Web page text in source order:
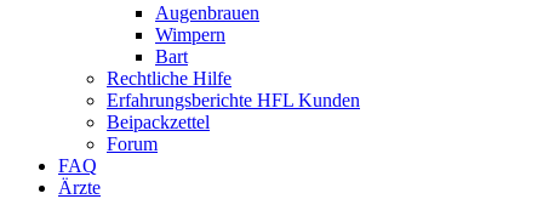
Augenbrauen
Wimpern
Bart
Rechtliche Hilfe
Erfahrungsberichte HFL Kunden
Beipackzettel
Forum
FAQ
Ärzte